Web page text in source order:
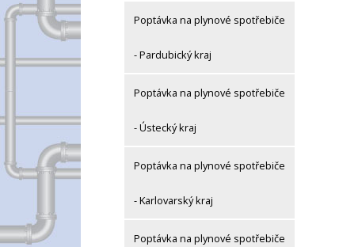
Poptávka na plynové spotřebiče
- Pardubický kraj
Poptávka na plynové spotřebiče
- Ústecký kraj
Poptávka na plynové spotřebiče
- Karlovarský kraj
Poptávka na plynové spotřebiče